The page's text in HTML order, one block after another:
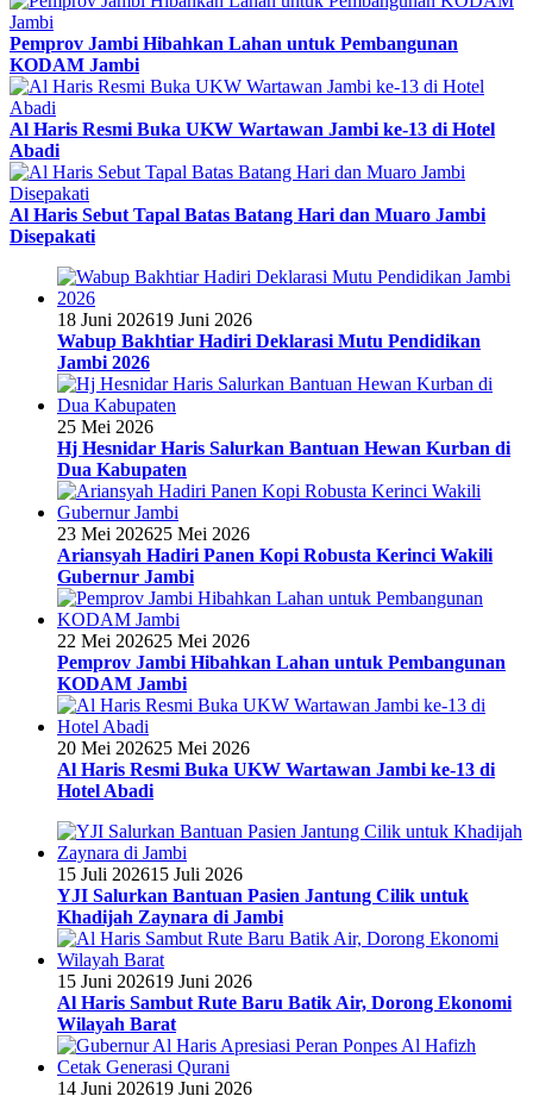
Pemprov Jambi Hibahkan Lahan untuk Pembangunan
KODAM Jambi
Al Haris Resmi Buka UKW Wartawan Jambi ke-13 di Hotel
Abadi
Al Haris Sebut Tapal Batas Batang Hari dan Muaro Jambi
Disepakati
18 Juni 202619 Juni 2026
Wabup Bakhtiar Hadiri Deklarasi Mutu Pendidikan
Jambi 2026
25 Mei 2026
Hj Hesnidar Haris Salurkan Bantuan Hewan Kurban di
Dua Kabupaten
23 Mei 202625 Mei 2026
Ariansyah Hadiri Panen Kopi Robusta Kerinci Wakili
Gubernur Jambi
22 Mei 202625 Mei 2026
Pemprov Jambi Hibahkan Lahan untuk Pembangunan
KODAM Jambi
20 Mei 202625 Mei 2026
Al Haris Resmi Buka UKW Wartawan Jambi ke-13 di
Hotel Abadi
15 Juli 202615 Juli 2026
YJI Salurkan Bantuan Pasien Jantung Cilik untuk
Khadijah Zaynara di Jambi
15 Juni 202619 Juni 2026
Al Haris Sambut Rute Baru Batik Air, Dorong Ekonomi
Wilayah Barat
14 Juni 202619 Juni 2026